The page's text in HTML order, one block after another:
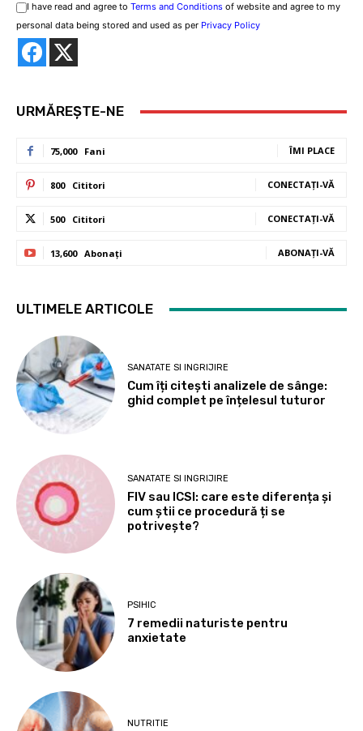
I have read and agree to Terms and Conditions of website and agree to my
personal data being stored and used as per Privacy Policy
URMĂREȘTE-NE
75,000 Fani ÎMI PLACE
800 Cititori CONECTAȚI-VĂ
500 Cititori CONECTAȚI-VĂ
13,600 Abonați ABONAȚI-VĂ
ULTIMELE ARTICOLE
SANATATE SI INGRIJIRE
Cum îți citești analizele de sânge:
ghid complet pe înțelesul tuturor
SANATATE SI INGRIJIRE
FIV sau ICSI: care este diferența și
cum știi ce procedură ți se
potrivește?
PSIHIC
7 remedii naturiste pentru
anxietate
NUTRITIE